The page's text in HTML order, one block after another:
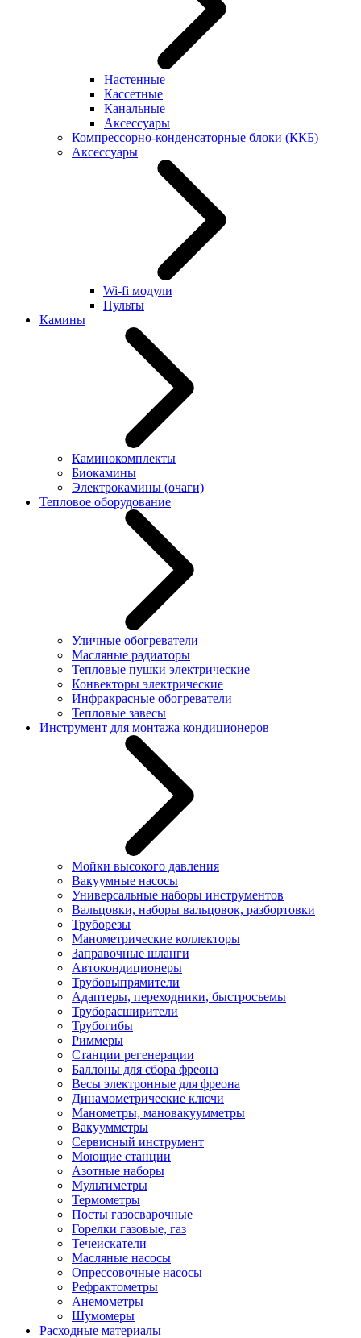
Настенные
Кассетные
Канальные
Аксессуары
Компрессорно-конденсаторные блоки (ККБ)
Аксессуары
Wi-fi модули
Пульты
Камины
Каминокомплекты
Биокамины
Электрокамины (очаги)
Тепловое оборудование
Уличные обогреватели
Масляные радиаторы
Тепловые пушки электрические
Конвекторы электрические
Инфракрасные обогреватели
Тепловые завесы
Инструмент для монтажа кондиционеров
Мойки высокого давления
Вакуумные насосы
Универсальные наборы инструментов
Вальцовки, наборы вальцовок, разбортовки
Труборезы
Манометрические коллекторы
Заправочные шланги
Автокондиционеры
Трубовыпрямители
Адаптеры, переходники, быстросъемы
Труборасширители
Трубогибы
Риммеры
Станции регенерации
Баллоны для сбора фреона
Весы электронные для фреона
Динамометрические ключи
Манометры, мановакуумметры
Вакуумметры
Сервисный инструмент
Моющие станции
Азотные наборы
Мультиметры
Термометры
Посты газосварочные
Горелки газовые, газ
Течеискатели
Масляные насосы
Опрессовочные насосы
Рефрактометры
Анемометры
Шумомеры
Расходные материалы